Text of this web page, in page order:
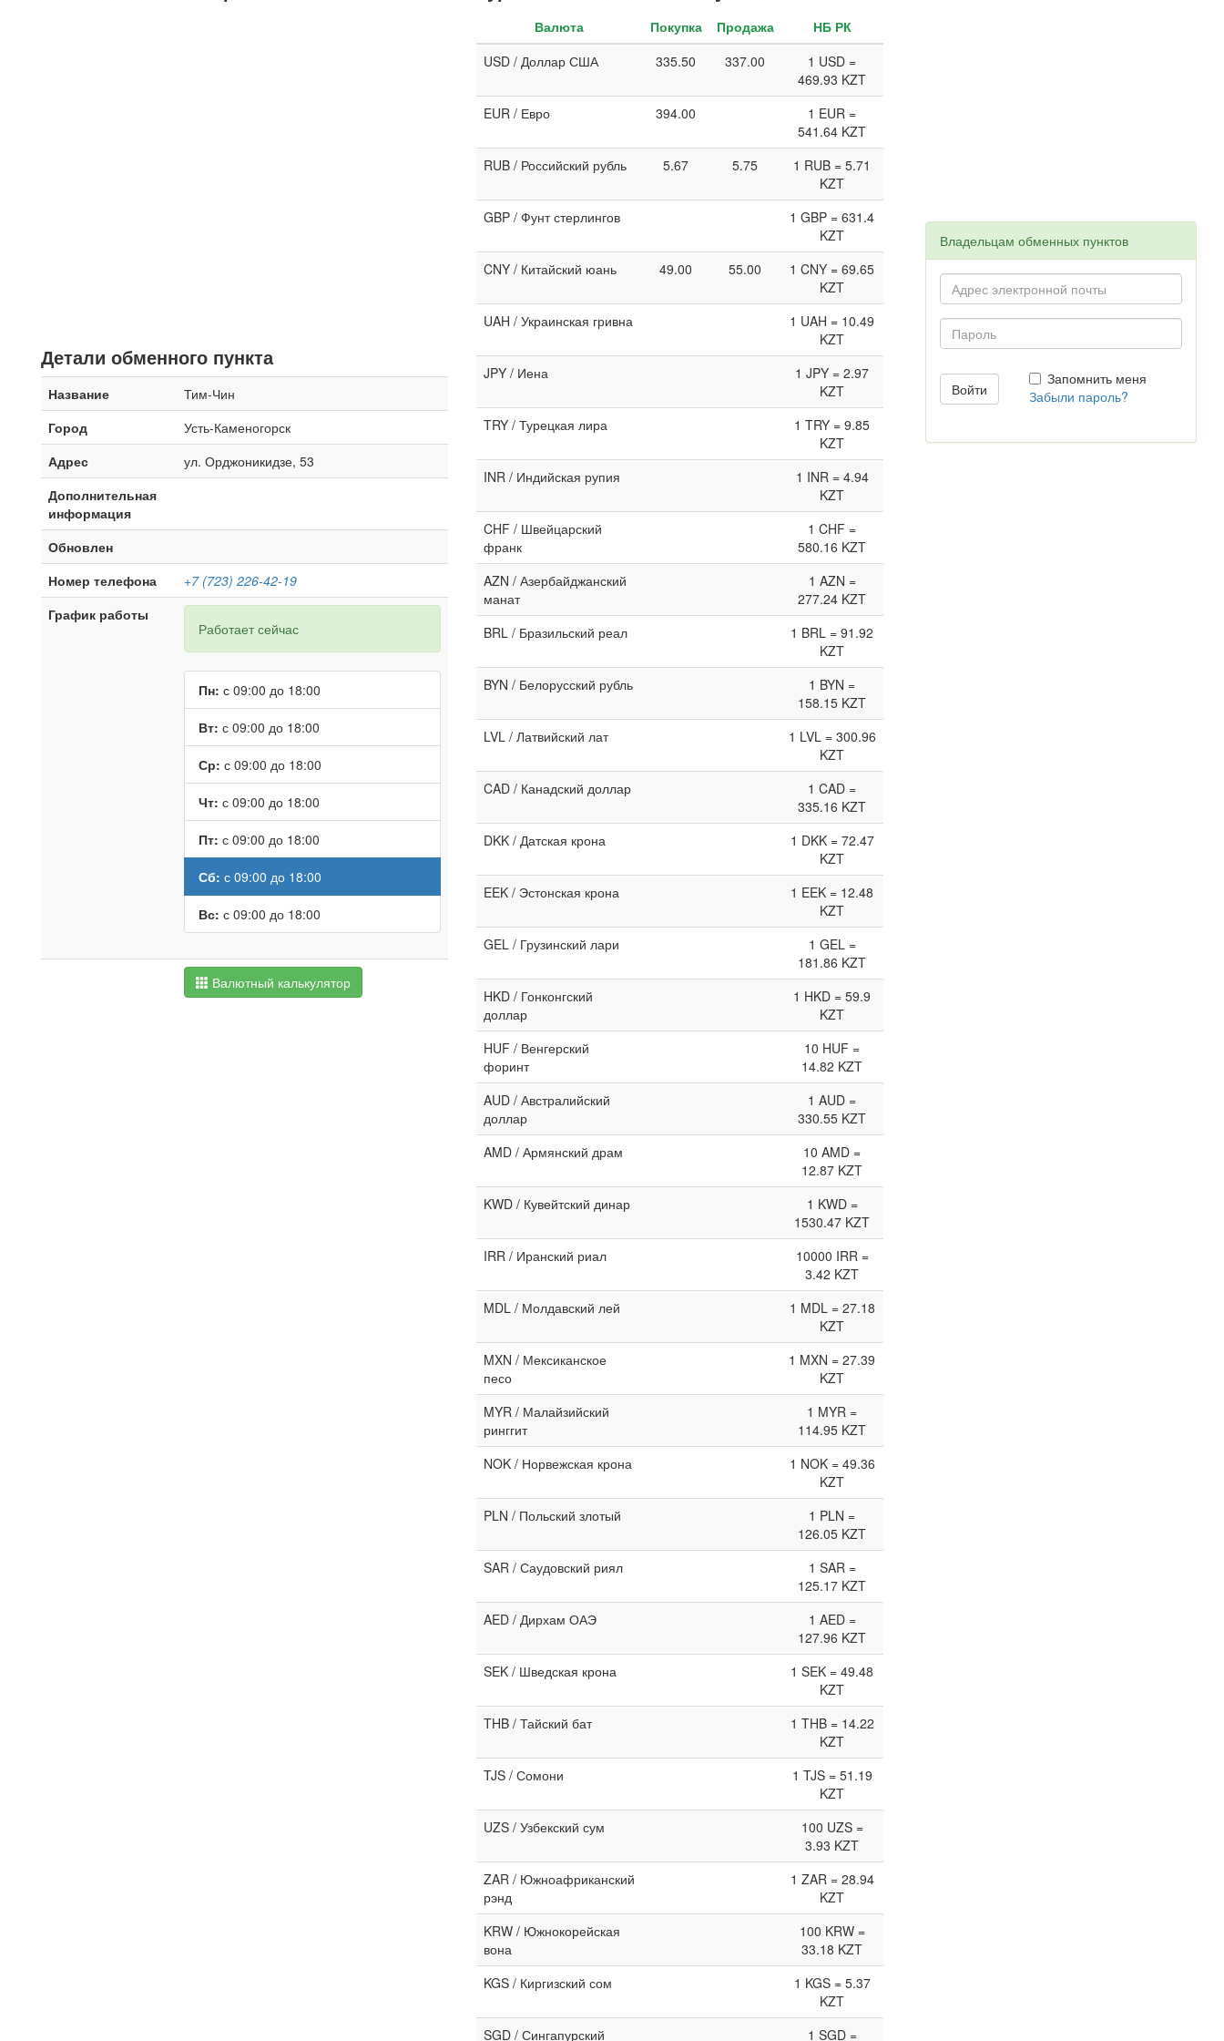
Детали обменного пункта
Название
Тим-Чин
Город
Усть-Каменогорск
Адрес
ул. Орджоникидзе, 53
Дополнительная
информация
Обновлен
Номер телефона
+7 (723) 226-42-19
График работы
Работает сейчас
Пн: с 09:00 до 18:00
Вт: с 09:00 до 18:00
Ср: с 09:00 до 18:00
Чт: с 09:00 до 18:00
Пт: с 09:00 до 18:00
Сб: с 09:00 до 18:00
Вс: с 09:00 до 18:00
Валютный калькулятор
Валюта Покупка Продажа
НБ РК
USD / Доллар США
335.50 337.00
1 USD =
469.93 KZT
EUR / Евро
394.00
1 EUR =
541.64 KZT
RUB / Российский рубль
5.67 5.75
1 RUB = 5.71
KZT
GBP / Фунт стерлингов
1 GBP = 631.4
KZT
CNY / Китайский юань
49.00 55.00
1 CNY = 69.65
KZT
UAH / Украинская гривна
1 UAH = 10.49
KZT
JPY / Иена
1 JPY = 2.97
KZT
TRY / Турецкая лира
1 TRY = 9.85
KZT
INR / Индийская рупия
1 INR = 4.94
KZT
CHF / Швейцарский
франк
1 CHF =
580.16 KZT
AZN / Азербайджанский
манат
1 AZN =
277.24 KZT
BRL / Бразильский реал
1 BRL = 91.92
KZT
BYN / Белорусский рубль
1 BYN =
158.15 KZT
LVL / Латвийский лат
1 LVL = 300.96
KZT
CAD / Канадский доллар
1 CAD =
335.16 KZT
DKK / Датская крона
1 DKK = 72.47
KZT
EEK / Эстонская крона
1 EEK = 12.48
KZT
GEL / Грузинский лари
1 GEL =
181.86 KZT
HKD / Гонконгский
доллар
1 HKD = 59.9
KZT
HUF / Венгерский
форинт
10 HUF =
14.82 KZT
AUD / Австралийский
доллар
1 AUD =
330.55 KZT
AMD / Армянский драм
10 AMD =
12.87 KZT
KWD / Кувейтский динар
1 KWD =
1530.47 KZT
IRR / Иранский риал
10000 IRR =
3.42 KZT
MDL / Молдавский лей
1 MDL = 27.18
KZT
MXN / Мексиканское
песо
1 MXN = 27.39
KZT
MYR / Малайзийский
ринггит
1 MYR =
114.95 KZT
NOK / Норвежская крона
1 NOK = 49.36
KZT
PLN / Польский злотый
1 PLN =
126.05 KZT
SAR / Саудовский риял
1 SAR =
125.17 KZT
AED / Дирхам ОАЭ
1 AED =
127.96 KZT
SEK / Шведская крона
1 SEK = 49.48
KZT
THB / Тайский бат
1 THB = 14.22
KZT
TJS / Сомони
1 TJS = 51.19
KZT
UZS / Узбекский сум
100 UZS =
3.93 KZT
ZAR / Южноафриканский
рэнд
1 ZAR = 28.94
KZT
KRW / Южнокорейская
вона
100 KRW =
33.18 KZT
KGS / Киргизский сом
1 KGS = 5.37
KZT
SGD / Сингапурский
1 SGD =
Владельцам обменных пунктов
Запомнить меня
Забыли пароль?